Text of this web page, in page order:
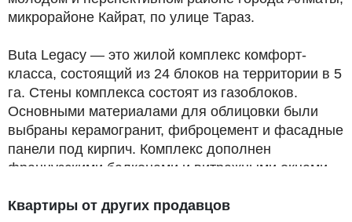
микрорайоне Кайрат, по улице Тараз.
Buta Legacy — это жилой комплекс комфорт-
класса, состоящий из 24 блоков на территории в 5
га. Стены комплекса состоят из газоблоков.
Основными материалами для облицовки были
выбраны керамогранит, фиброцемент и фасадные
панели под кирпич. Комплекс дополнен
французскими балконами и витражными окнами.
Благоустроенная территория комплекса. Система
Квартиры от других продавцов